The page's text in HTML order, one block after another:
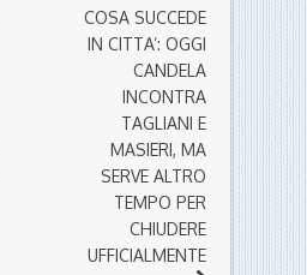
COSA SUCCEDE
IN CITTA’: OGGI
CANDELA
INCONTRA
TAGLIANI E
MASIERI, MA
SERVE ALTRO
TEMPO PER
CHIUDERE
UFFICIALMENTE